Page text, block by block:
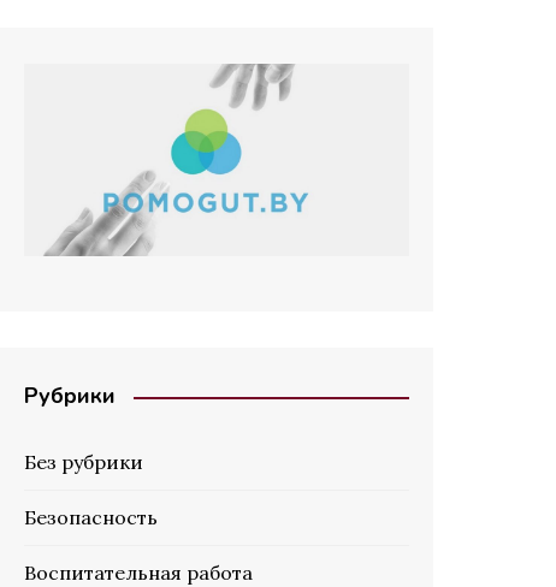
Рубрики
Без рубрики
Безопасность
Воспитательная работа